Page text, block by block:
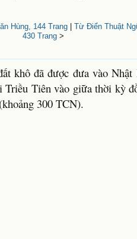
Hùng, 144 Trang
Từ Điển Thuật
430 Trang >
khô đã được đưa vào
Tiên vào giữa thời kỳ
300 TCN).